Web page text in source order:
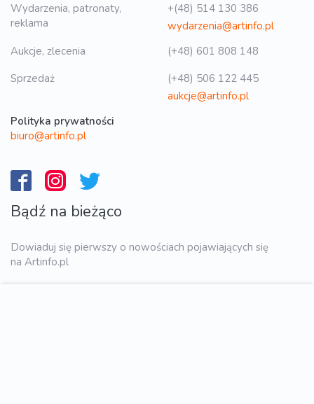
Wydarzenia, patronaty,
reklama
+(48) 514 130 386
wydarzenia@artinfo.pl
Aukcje, zlecenia
(+48) 601 808 148
Sprzedaż
(+48) 506 122 445
aukcje@artinfo.pl
Polityka prywatności
biuro@artinfo.pl
Bądź na bieżąco
Dowiaduj się pierwszy o nowościach pojawiających się
na Artinfo.pl